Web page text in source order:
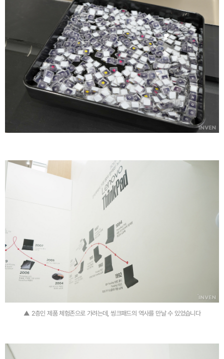
▲ 2층인 제품 체험존으로 가려는데, 씽크패드의 역사를 만날 수 있었습니다